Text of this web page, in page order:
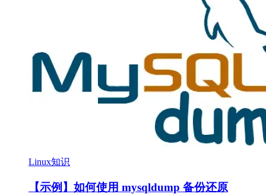
Linux知识
【示例】如何使用 mysqldump 备份还原